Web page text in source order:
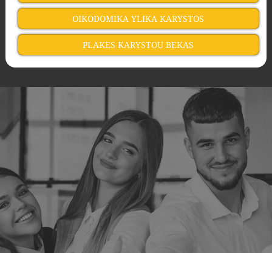
OIKODOMIKA YLIKA KARYSTOS
PLAKES KARYSTOU BEKAS